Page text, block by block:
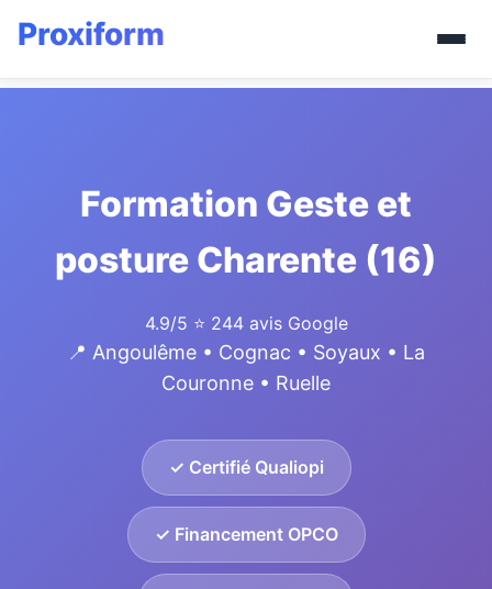
Formation Geste et
posture Charente (16)
4.9/5 ⭐ 244 avis Google
📍 Angoulême • Cognac • Soyaux • La
Couronne • Ruelle
✓ Certifié Qualiopi
✓ Financement OPCO